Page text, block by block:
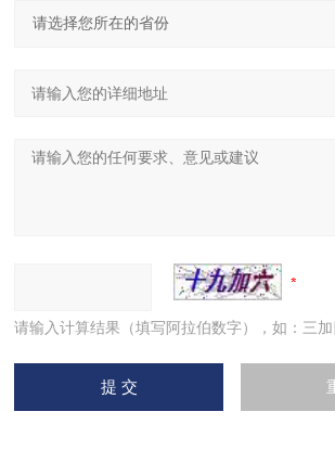
请输入计算结果（填写阿拉伯数字），如：三